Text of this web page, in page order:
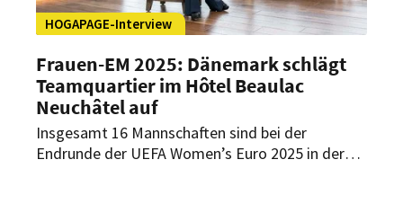
HOGAPAGE-Interview
Frauen-EM 2025: Dänemark schlägt
Teamquartier im Hôtel Beaulac
Neuchâtel auf
Insgesamt 16 Mannschaften sind bei der
Endrunde der UEFA Women’s Euro 2025 in der